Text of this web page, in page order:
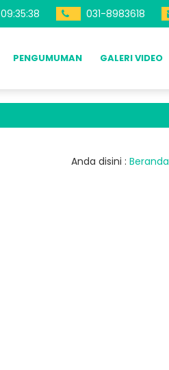
09:35:38 031-8983618
PENGUMUMAN GALERI VIDEO
Anda disini : Beranda